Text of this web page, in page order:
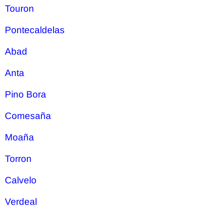
Touron
Pontecaldelas
Abad
Anta
Pino Bora
Comesaña
Moaña
Torron
Calvelo
Verdeal